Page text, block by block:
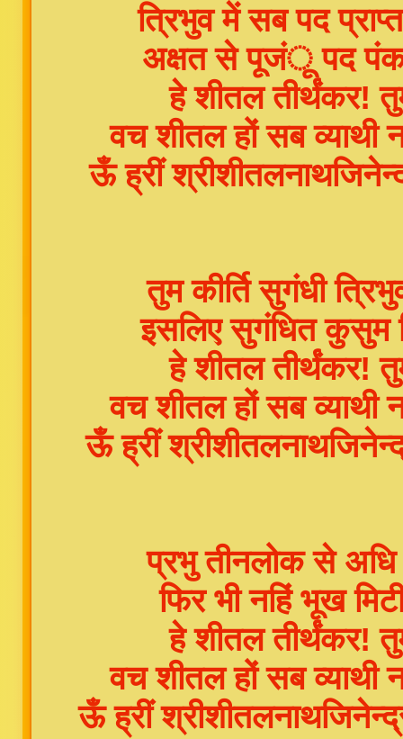
त्रिभुव में सब पद
अक्षत से पूजंू पद
हे शीतल तीर्थंकर!
वच शीतल हों सब
ऊँ ह्रीं
तुम कीर्ति सुगंधी
इसलिए सुगंधित कुसुम
हे शीतल तीर्थंकर!
वच शीतल हों सब
ऊँ ह्रीं
प्रभु तीनलोक से
फिर भी नहिं भूख
हे शीतल तीर्थंकर!
वच शीतल हों सब
ऊँ ह्रीं